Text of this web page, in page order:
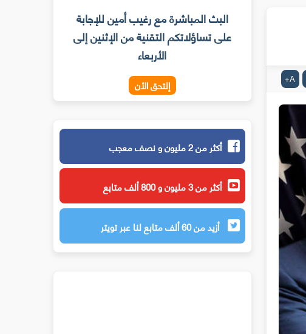
A
+
البث المباشرة مع رغيب أمين للإجابة
على تساؤلاتكم التقنية من الإثنين إلى
الأربعاء
إلتحق الأن
أكثر من 2 مليون و نصف معجب
أكثر من 3 مليون و 800 ألف متابع
أزيد من 60 ألف متابع لنا عبر تويتر